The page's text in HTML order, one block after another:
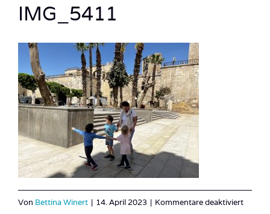
IMG_5411
Von Bettina Winert | 14. April 2023 | Kommentare deaktiviertfür